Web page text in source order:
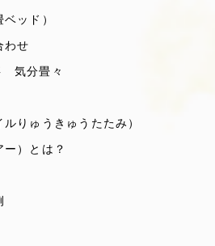
ッド）
わせ
気分畳々
りゅうきゅうたたみ）
）とは？